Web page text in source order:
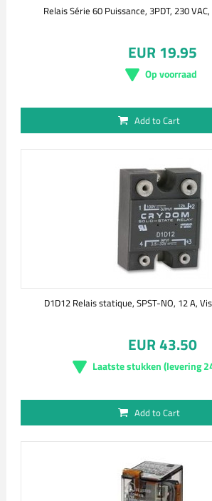
Relais Série 60 Puissance, 3PDT, 230
EUR 19.95
Op voorraad
Add to Cart
D1D12 Relais statique, SPST-NO, 12 A,
EUR 43.50
Laatste stukken (levering
Add to Cart